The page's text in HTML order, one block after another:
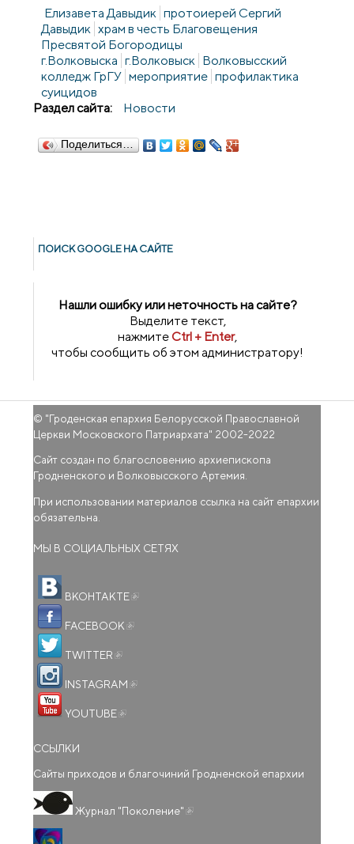
Елизавета Давыдик протоиерей Сергий
Давыдик храм в честь Благовещения
Пресвятой Богородицы
г.Волковыска г.Волковыск Волковысский
колледж ГрГУ мероприятие профилактика
суицидов
Раздел сайта:
Новости
Поделиться…
ПОИСК GOОGLE НА САЙТЕ
Нашли ошибку или неточность на сайте?
Выделите текст,
нажмитеCtrl + Enter,
чтобы сообщить об этом администратору!
© "Гроденская епархия Белорусской Православной
Церкви Московского Патриархата" 2002-2022
Сайт создан по благословению архиепископа
Гродненского и Волковысского Артемия.
При использовании материалов ссылка на сайт епархии
обязательна.
МЫ В СОЦИАЛЬНЫХ СЕТЯХ
ВКОНТАКТЕ
FACEBOOK
TWITTER
INSTAGRAM
YOUTUBE
ССЫЛКИ
Сайты приходов и благочиний Гродненской епархии
Журнал "Поколение"